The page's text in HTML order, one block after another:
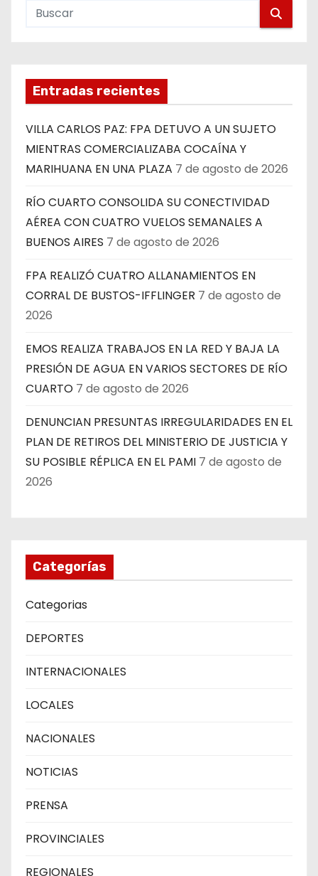
Entradas recientes
VILLA CARLOS PAZ: FPA DETUVO A UN SUJETO
MIENTRAS COMERCIALIZABA COCAÍNA Y
MARIHUANA EN UNA PLAZA 7 de agosto de 2026
RÍO CUARTO CONSOLIDA SU CONECTIVIDAD
AÉREA CON CUATRO VUELOS SEMANALES A
BUENOS AIRES 7 de agosto de 2026
FPA REALIZÓ CUATRO ALLANAMIENTOS EN
CORRAL DE BUSTOS-IFFLINGER 7 de agosto de
2026
EMOS REALIZA TRABAJOS EN LA RED Y BAJA LA
PRESIÓN DE AGUA EN VARIOS SECTORES DE RÍO
CUARTO 7 de agosto de 2026
DENUNCIAN PRESUNTAS IRREGULARIDADES EN EL
PLAN DE RETIROS DEL MINISTERIO DE JUSTICIA Y
SU POSIBLE RÉPLICA EN EL PAMI 7 de agosto de
2026
Categorías
Categorias
DEPORTES
INTERNACIONALES
LOCALES
NACIONALES
NOTICIAS
PRENSA
PROVINCIALES
REGIONALES